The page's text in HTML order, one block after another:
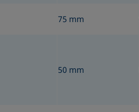
75 mm
50 mm